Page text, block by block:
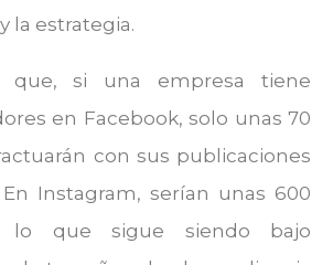
la estrategia.
que, si una empresa tiene
en Facebook, solo unas 70
con sus publicaciones
Instagram, serían unas 600
lo que sigue siendo bajo